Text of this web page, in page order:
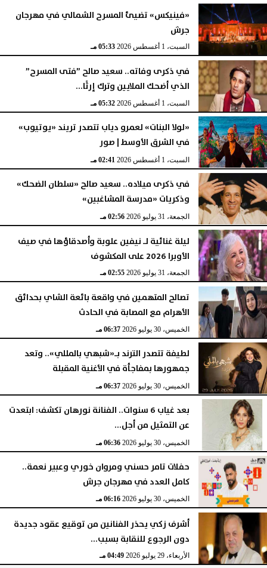
«فينيكس» تضيئ المسرح الشمالي في مهرجان
جرش
السبت، 1 أغسطس 2026 05:33 مـ
في ذكرى وفاته.. سعيد صالح ”فتى المسرح”
الذي أضحك الملايين وترك إرثًا...
السبت، 1 أغسطس 2026 05:32 مـ
«لولا البنات» لعمرو دياب تتصدر تريند «يوتيوب»
في الشرق الأوسط | صور
السبت، 1 أغسطس 2026 02:41 مـ
في ذكرى ميلاده.. سعيد صالح «سلطان الضحك»
وذكريات «مدرسة المشاغبين»
الجمعة، 31 يوليو 2026 02:56 مـ
ليلة غنائية لـ نيفين علوبة وأصدقاؤها في صيف
الأوبرا 2026 على المكشوف
الجمعة، 31 يوليو 2026 02:55 مـ
تصالح المتهمين في واقعة بائعة الشاي بحدائق
الأهرام مع المصابة في الحادث
الخميس، 30 يوليو 2026 06:37 مـ
لطيفة تتصدر الترند بـ«شبهي بالمللي».. وتعد
جمهورها بمفاجأة في الأغنية المقبلة
الخميس، 30 يوليو 2026 06:37 مـ
بعد غياب 6 سنوات.. الفنانة نورهان تكشف: ابتعدت
عن التمثيل من أجل...
الخميس، 30 يوليو 2026 06:36 مـ
حفلات تامر حسني ومروان خوري وعبير نعمة..
كامل العدد في مهرجان جرش
الخميس، 30 يوليو 2026 06:16 مـ
أشرف زكي يحذر الفنانين من توقيع عقود جديدة
دون الرجوع للنقابة بسبب...
الأربعاء، 29 يوليو 2026 04:49 مـ